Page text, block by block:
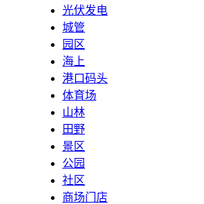
光伏发电
城管
园区
海上
港口码头
体育场
山林
田野
景区
公园
社区
商场门店